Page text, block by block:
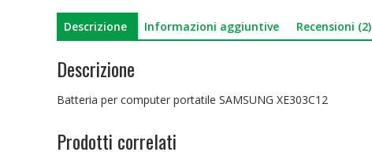
Descrizione Informazioni aggiuntive Recensioni (2)
Descrizione
Batteria per computer portatile SAMSUNG XE303C12
Prodotti correlati